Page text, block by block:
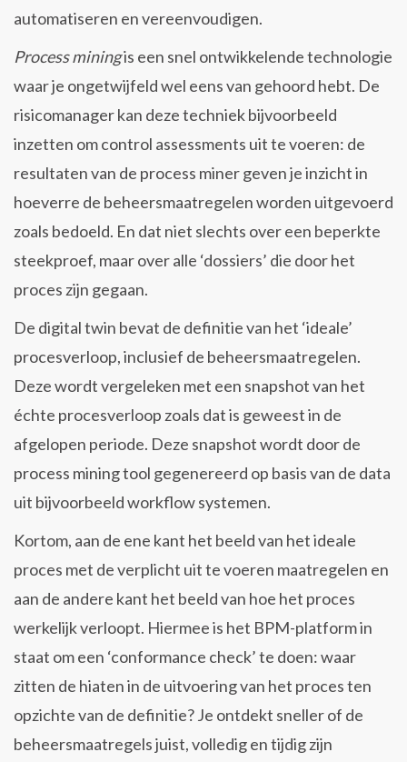
automatiseren en vereenvoudigen.
Process miningis een snel ontwikkelende technologie
waar je ongetwijfeld wel eens van gehoord hebt. De
risicomanager kan deze techniek bijvoorbeeld
inzetten om control assessments uit te voeren: de
resultaten van de process miner geven je inzicht in
hoeverre de beheersmaatregelen worden uitgevoerd
zoals bedoeld. En dat niet slechts over een beperkte
steekproef, maar over alle ‘dossiers’ die door het
proces zijn gegaan.
De digital twin bevat de definitie van het ‘ideale’
procesverloop, inclusief de beheersmaatregelen.
Deze wordt vergeleken met een snapshot van het
échte procesverloop zoals dat is geweest in de
afgelopen periode. Deze snapshot wordt door de
process mining tool gegenereerd op basis van de data
uit bijvoorbeeld workflow systemen.
Kortom, aan de ene kant het beeld van het ideale
proces met de verplicht uit te voeren maatregelen en
aan de andere kant het beeld van hoe het proces
werkelijk verloopt. Hiermee is het BPM-platform in
staat om een ‘conformance check’ te doen: waar
zitten de hiaten in de uitvoering van het proces ten
opzichte van de definitie? Je ontdekt sneller of de
beheersmaatregels juist, volledig en tijdig zijn